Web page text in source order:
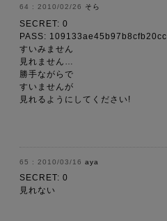
2010/02/26 そら
SECRET: 0
PASS:
すいみません
見れません…
勝手ながらで
すいませんが
見れるようにしてください!
2010/03/16 aya
SECRET: 0
見れない